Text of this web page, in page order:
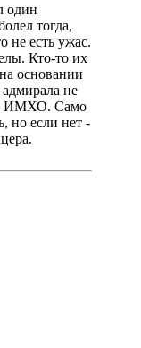
один
тогда,
не есть ужас.
Кто-то их
основании
не
ИМХО. Само
но если нет -